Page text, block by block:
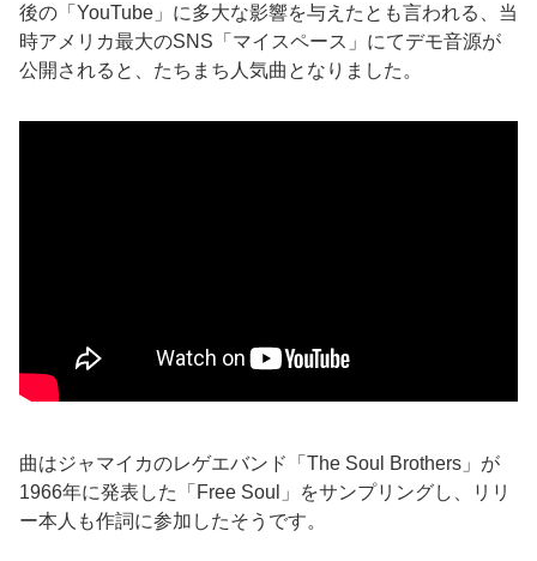
後の「YouTube」に多大な影響を与えたとも言われる、当
時アメリカ最大のSNS「マイスペース」にてデモ音源が
公開されると、たちまち人気曲となりました。
曲はジャマイカのレゲエバンド「The Soul Brothers」が
1966年に発表した「Free Soul」をサンプリングし、リリ
ー本人も作詞に参加したそうです。